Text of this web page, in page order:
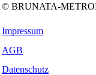
© BRUNATA-
Impressum
AGB
Datenschutz